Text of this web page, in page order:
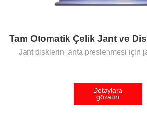
Tam Otomatik Çelik Jant ve
Jant disklerin janta preslenmesi için
Detaylara
gözatın